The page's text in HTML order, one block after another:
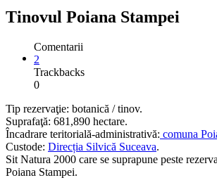
Tinovul Poiana Stampei
Comentarii
2
Trackbacks
0
Tip rezervaţie: botanică / tinov.
Suprafaţă: 681,890 hectare.
Încadrare teritorială-administrativă: comuna
Custode: Direcția Silvică Suceava.
Sit Natura 2000 care se suprapune peste
Poiana Stampei.